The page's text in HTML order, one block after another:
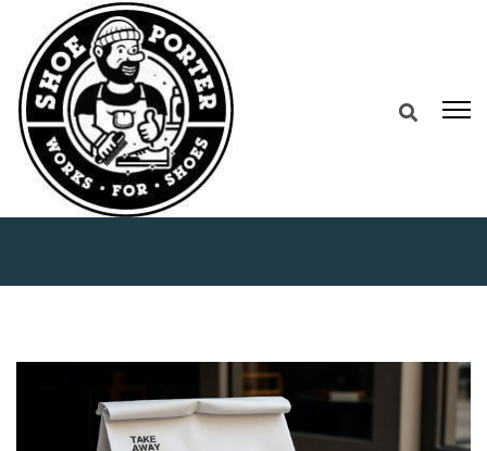
Home
Rekomendasi Tempat Kopi BSD Baru:
Ngopi Sambil Nunggu Sepatu Bersih, Ada Diskon
20% di Porter Club!